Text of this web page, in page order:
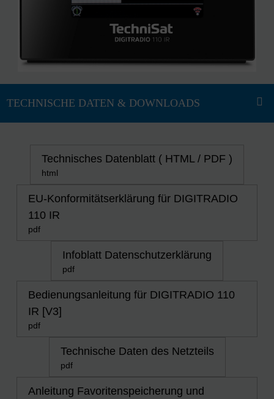
Technisches Datenblatt ( HTML / PDF )
html
EU-Konformitätserklärung für DIGITRADIO
110 IR
pdf
Infoblatt Datenschutzerklärung
pdf
Bedienungsanleitung für DIGITRADIO 110
IR [V3]
pdf
Technische Daten des Netzteils
pdf
Anleitung Favoritenspeicherung und